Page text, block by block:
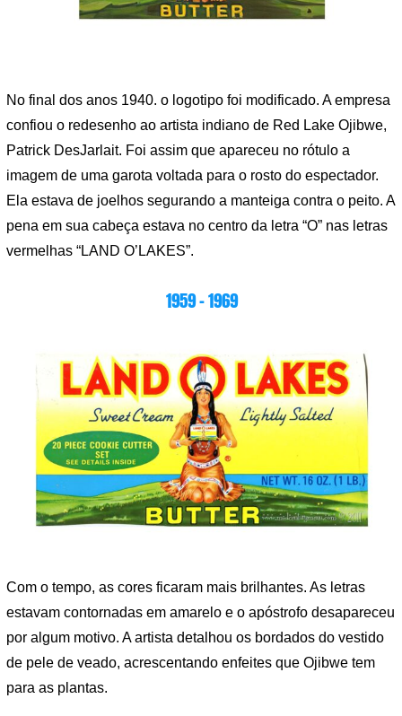
No final dos anos 1940. o logotipo foi modificado. A empresa
confiou o redesenho ao artista indiano de Red Lake Ojibwe,
Patrick DesJarlait. Foi assim que apareceu no rótulo a
imagem de uma garota voltada para o rosto do espectador.
Ela estava de joelhos segurando a manteiga contra o peito. A
pena em sua cabeça estava no centro da letra “O” nas letras
vermelhas “LAND O’LAKES”.
1959 – 1969
Com o tempo, as cores ficaram mais brilhantes. As letras
estavam contornadas em amarelo e o apóstrofo desapareceu
por algum motivo. A artista detalhou os bordados do vestido
de pele de veado, acrescentando enfeites que Ojibwe tem
para as plantas.